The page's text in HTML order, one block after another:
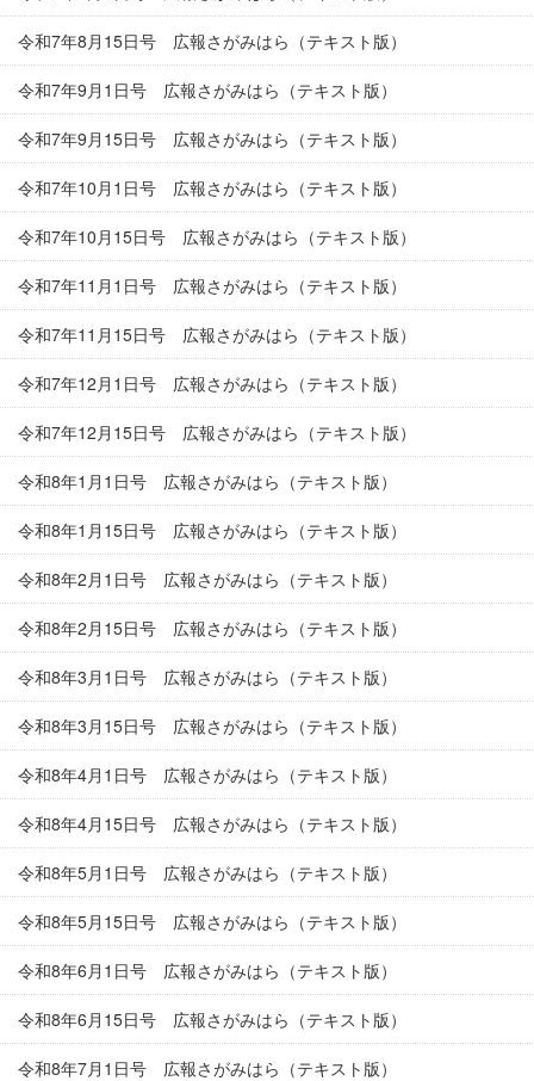
令和7年8月15日号 広報さがみはら（テキスト版）
令和7年9月1日号 広報さがみはら（テキスト版）
令和7年9月15日号 広報さがみはら（テキスト版）
令和7年10月1日号 広報さがみはら（テキスト版）
令和7年10月15日号 広報さがみはら（テキスト版）
令和7年11月1日号 広報さがみはら（テキスト版）
令和7年11月15日号 広報さがみはら（テキスト版）
令和7年12月1日号 広報さがみはら（テキスト版）
令和7年12月15日号 広報さがみはら（テキスト版）
令和8年1月1日号 広報さがみはら（テキスト版）
令和8年1月15日号 広報さがみはら（テキスト版）
令和8年2月1日号 広報さがみはら（テキスト版）
令和8年2月15日号 広報さがみはら（テキスト版）
令和8年3月1日号 広報さがみはら（テキスト版）
令和8年3月15日号 広報さがみはら（テキスト版）
令和8年4月1日号 広報さがみはら（テキスト版）
令和8年4月15日号 広報さがみはら（テキスト版）
令和8年5月1日号 広報さがみはら（テキスト版）
令和8年5月15日号 広報さがみはら（テキスト版）
令和8年6月1日号 広報さがみはら（テキスト版）
令和8年6月15日号 広報さがみはら（テキスト版）
令和8年7月1日号 広報さがみはら（テキスト版）